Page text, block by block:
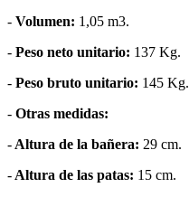
- Volumen: 1,05 m3.
- Peso neto unitario: 137 Kg.
- Peso bruto unitario: 145 Kg.
- Otras medidas:
-Altura de la bañera: 29 cm.
-Altura de las patas: 15 cm.